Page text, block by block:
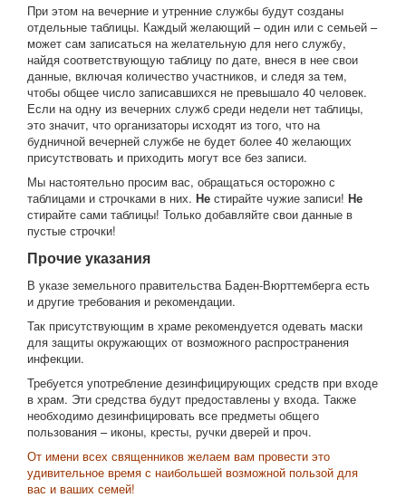
При этом на вечерние и утренние службы будут созданы
отдельные таблицы. Каждый желающий – один или с семьей –
может сам записаться на желательную для него службу,
найдя соответствующую таблицу по дате, внеся в нее свои
данные, включая количество участников, и следя за тем,
чтобы общее число записавшихся не превышало 40 человек.
Если на одну из вечерних служб среди недели нет таблицы,
это значит, что организаторы исходят из того, что на
будничной вечерней службе не будет более 40 желающих
присутствовать и приходить могут все без записи.
Мы настоятельно просим вас, обращаться осторожно с
таблицами и строчками в них. Не стирайте чужие записи! Не
стирайте сами таблицы! Только добавляйте свои данные в
пустые строчки!
Прочие указания
В указе земельного правительства Баден-Вюрттемберга есть
и другие требования и рекомендации.
Так присутствующим в храме рекомендуется одевать маски
для защиты окружающих от возможного распространения
инфекции.
Требуется употребление дезинфицирующих средств при входе
в храм. Эти средства будут предоставлены у входа. Также
необходимо дезинфицировать все предметы общего
пользования – иконы, кресты, ручки дверей и проч.
От имени всех священников желаем вам провести это
удивительное время с наибольшей возможной пользой для
вас и ваших семей!